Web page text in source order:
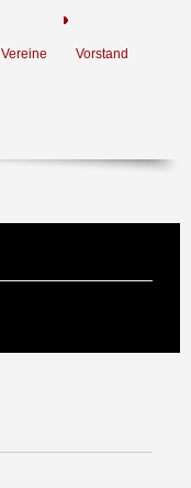
Vereine Vorstand